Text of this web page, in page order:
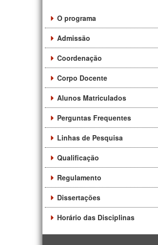
O programa
Admissão
Coordenação
Corpo Docente
Alunos Matriculados
Perguntas Frequentes
Linhas de Pesquisa
Qualificação
Regulamento
Dissertações
Horário das Disciplinas